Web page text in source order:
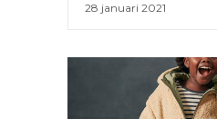
28 januari 2021